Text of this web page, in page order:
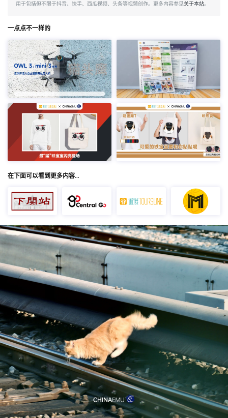
用于包括但不限于抖音、快手、西瓜视频、头条等视频创作。更多内容参见关于本站。
一点点不一样的
在下面可以看到更多内容…